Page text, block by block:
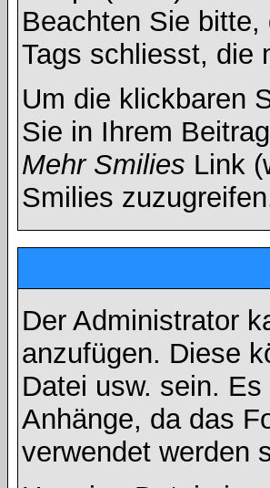
Beachten Sie
Tags schliesst, die
Um die klickbaren
Sie in Ihrem
Mehr Smilies Link
Smilies
Der Administrator
anzufügen. Diese
Datei usw. sein.
Anhänge, da das
verwendet werden